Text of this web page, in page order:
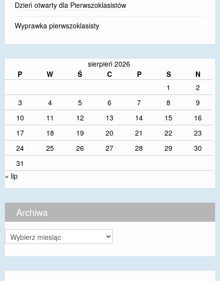
Dzień otwarty dla Pierwszoklasistów
Wyprawka pierwszoklasisty
sierpień 2026
P
W Ś C P S
N
1
2
3
4 5 6 7 8
9
10
11 12 13 14 15
16
17
18 19 20 21 22
23
24
25 26 27 28 29
30
31
« lip
Archiwa
Archiwa